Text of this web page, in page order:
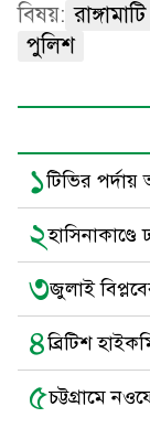
বিষয়:
পুলিশ
১টিভির
২
৩জুলাই
৪ব্রিটিশ
৫চট্টগ্রামে